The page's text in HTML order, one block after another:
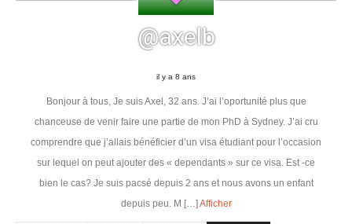
@axelb
il y a 8 ans
Bonjour à tous, Je suis Axel, 32 ans. J’ai l’oportunité plus que
chanceuse de venir faire une partie de mon PhD à Sydney. J’ai cru
comprendre que j’allais bénéficier d’un visa étudiant pour l’occasion
sur lequel on peut ajouter des « dependants » sur ce visa. Est -ce
bien le cas? Je suis pacsé depuis 2 ans et nous avons un enfant
depuis peu. M […] Afficher